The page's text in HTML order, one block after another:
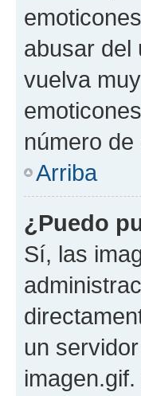
abusar del
vuelva
número
Arriba
¿Puedo
Sí, las
un